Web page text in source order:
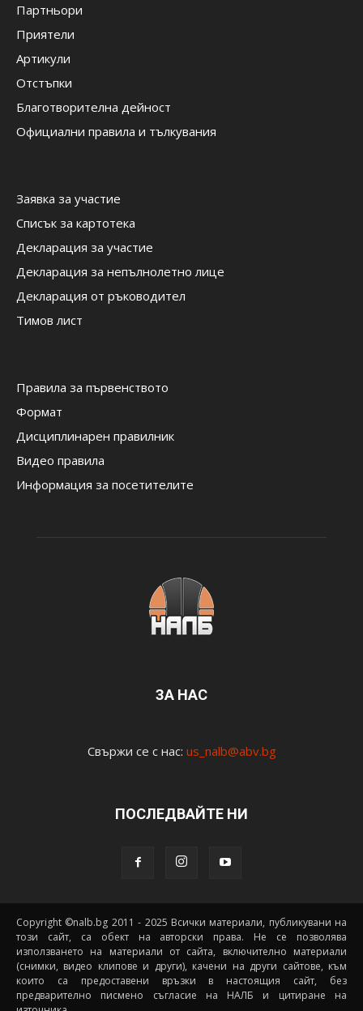
Партньори
Приятели
Артикули
Отстъпки
Благотворителна дейност
Официални правила и тълкувания
Заявка за участие
Списък за картотека
Декларация за участие
Декларация за непълнолетно лице
Декларация от ръководител
Тимов лист
Правила за първенството
Формат
Дисциплинарен правилник
Видео правила
Информация за посетителите
ЗА НАС
Свържи се с нас: us_nalb@abv.bg
ПОСЛЕДВАЙТЕ НИ
Copyright ©nalb.bg 2011 - 2025 Всички материали, публикувани на
този сайт, са обект на авторски права. Не се позволява
използването на материали от сайта, включително материали
(снимки, видео клипове и други), качени на други сайтове, към
които са предоставени връзки в настоящия сайт, без
предварително писмено съгласие на НАЛБ и цитиране на